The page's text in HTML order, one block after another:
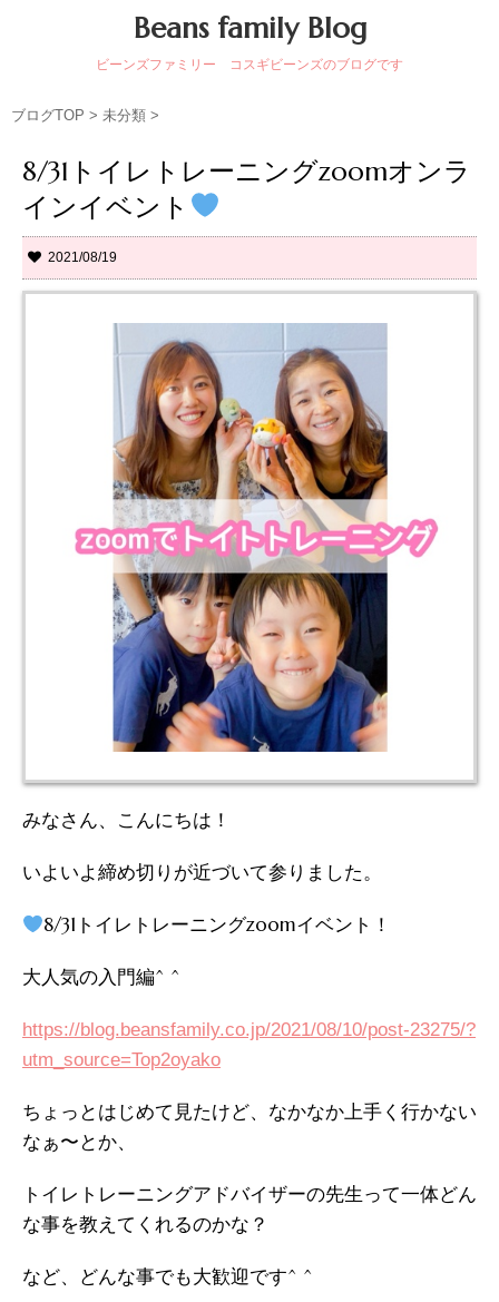
Beans family Blog
ビーンズファミリー コスギビーンズのブログです
ブログTOP > 未分類 >
8/31トイレトレーニングzoomオンラ
インイベント
2021/08/19
みなさん、こんにちは！
いよいよ締め切りが近づいて参りました。
8/31トイレトレーニングzoomイベント！
大人気の入門編^ ^
https://blog.beansfamily.co.jp/2021/08/10/post-23275/?
utm_source=Top2oyako
ちょっとはじめて見たけど、なかなか上手く行かない
なぁ〜とか、
トイレトレーニングアドバイザーの先生って一体どん
な事を教えてくれるのかな？
など、どんな事でも大歓迎です^ ^